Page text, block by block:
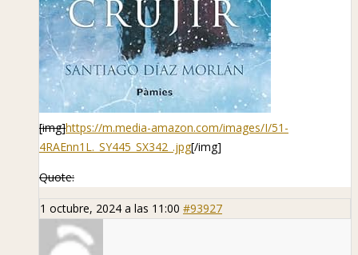
[img]https://m.media-amazon.com/images/I/51-
4RAEnn1L._SY445_SX342_.jpg[/img]
Quote:
1 octubre, 2024 a las 11:00 #93927